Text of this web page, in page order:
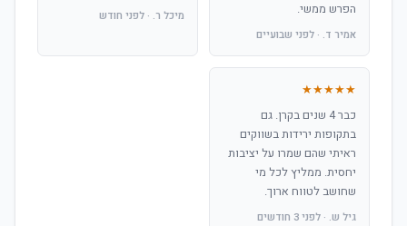
הפרש ממשי.
אמיר ד. · לפני שבועיים
מיכל ר. · לפני חודש
★★★★★
כבר 4 שנים בקרן. גם
בתקופות ירידות בשווקים
ראיתי שהם שמרו על יציבות
יחסית. ממליץ לכל מי
שחושב לטווח ארוך.
גיל ש. · לפני 3 חודשים